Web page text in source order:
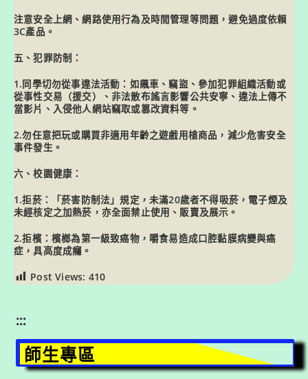
注意安全上網、網路使用行為及時間管理等問題，避免過度依賴
3C產品。
五、犯罪防制：
1.同學切勿從事違法活動：如飆車、竊盜、參加犯罪組織活動或
從事性交易（援交）、非法散布謠言影響公共安寧、違法上傳不
當影片、入侵他人網站竊取或篡改資料等。
2.勿任意把玩或購買非適用年齡之遊戲用槍商品，減少危害安全
事件發生。
六、校園健康：
1.拒菸：「菸害防制法」規定，未滿20歲者不得吸菸，電子煙及
未經核定之加熱菸，亦全面禁止使用、販賣及展示。
2.拒檳：檳榔為第一級致癌物，嚼食易造成口腔黏膜病變與癌
症，具高度成癮。
Post Views: 410
:::
師生專區